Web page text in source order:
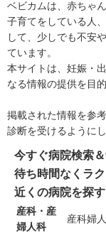
ベビカムは、赤ちゃ
子育てをしている人
して、少しでも不安
ています。
本サイトは、妊娠・
なる情報の提供を目
掲載された情報を参
診断を受けるように
今すぐ病院検索
待ち時間なくラ
近くの病院を探す
産科・産
婦人科
産科婦